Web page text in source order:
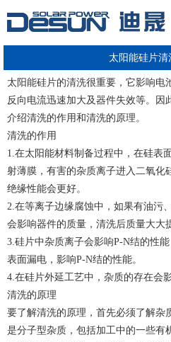
太阳能硅片清
太阳能硅片的清洗很重要，它影响电
反向电流迅速加大及器件失效等。因
介绍清洗的作用和清洗的原理。
清洗的作用
1.在太阳能材料制备过程中，在硅表
射薄膜，有害的杂质离子进入二氧化
绝缘性能会更好。
2.在等离子边缘腐蚀中，如果有油污
会影响器件的质量，清洗后质量大大
3.硅片中杂质离子会影响P-N结的性
表面漏电，影响P-N结的性能。
4.在硅片外延工艺中，杂质的存在会
清洗的原理
要了解清洗的原理，首先必须了解杂
是分子型杂质，包括加工中的一些有